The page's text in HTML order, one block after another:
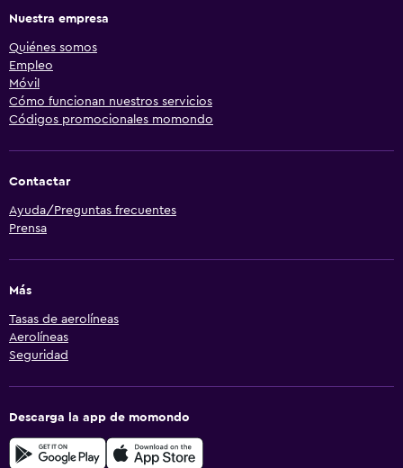
Nuestra empresa
Quiénes somos
Empleo
Móvil
Cómo funcionan nuestros servicios
Códigos promocionales momondo
Contactar
Ayuda/Preguntas frecuentes
Prensa
Más
Tasas de aerolíneas
Aerolíneas
Seguridad
Descarga la app de momondo